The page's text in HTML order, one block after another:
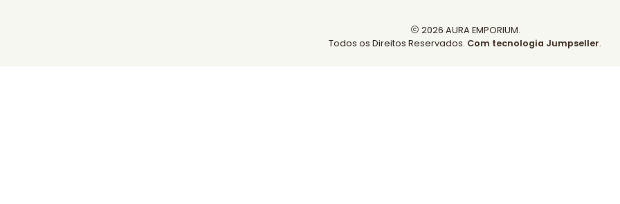
2026 AURA EMPORIUM.
Todos os Direitos Reservados. Com tecnologia Jumpseller.